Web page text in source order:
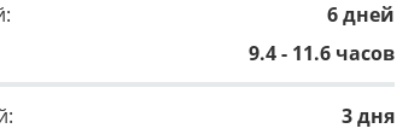
6 дней
9.4 - 11.6 часов
3 дня